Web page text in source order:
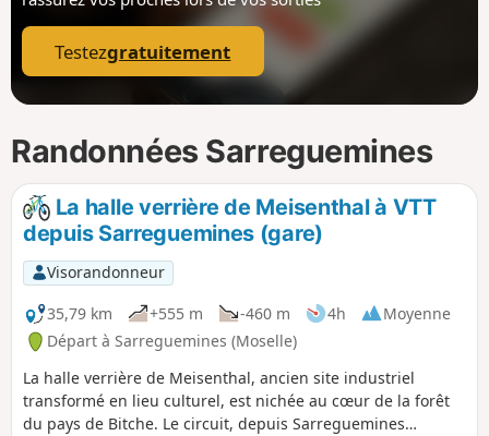
p
Testezgratuitement
Randonnées Sarreguemines
La halle verrière de Meisenthal à VTT
depuis Sarreguemines (gare)
Visorandonneur
35,79 km
+555 m -460 m 4h
Moyenne
Départ à Sarreguemines (Moselle)
La halle verrière de Meisenthal, ancien site industriel
transformé en lieu culturel, est nichée au cœur de la forêt
du pays de Bitche. Le circuit, depuis Sarreguemines